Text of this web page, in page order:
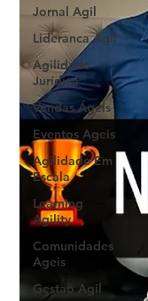
Jornal Agil
Lideranca Agil
Agilidade
Jurídica
Vendas Ágeis
Eventos Ageis
Agilidade Em
Escala
Learning
Agility
Comunidades
Ageis
Gestao Agil